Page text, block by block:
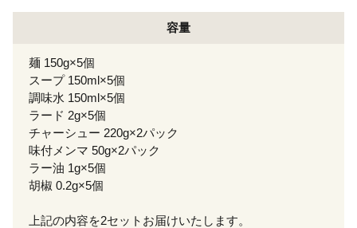
容量
麺 150g×5個
スープ 150ml×5個
調味水 150ml×5個
ラード 2g×5個
チャーシュー 220g×2パック
味付メンマ 50g×2パック
ラー油 1g×5個
胡椒 0.2g×5個
上記の内容を2セットお届けいたします。